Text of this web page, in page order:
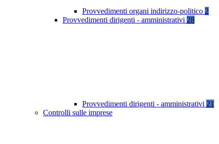
Provvedimenti organi indirizzo-politico 2
Provvedimenti dirigenti - amministrativi 28
Provvedimenti dirigenti - amministrativi 21
Controlli sulle imprese